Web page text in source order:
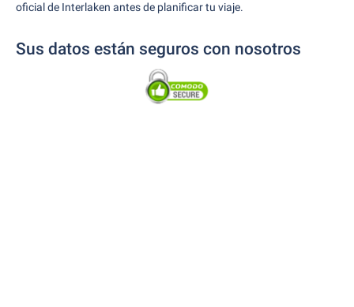
oficial de Interlaken antes de planificar tu viaje.
Sus datos están seguros con nosotros